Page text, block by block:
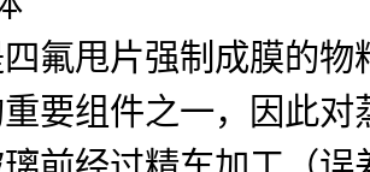
氟甩片强制成膜的
要组件之一，因此